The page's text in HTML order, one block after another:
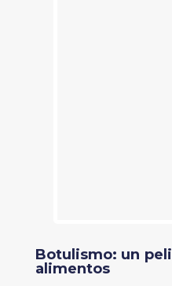
Botulismo: un
alimentos